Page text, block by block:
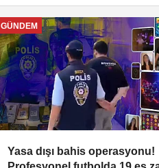
GÜNDEM
Yasa dışı bahis operasyonu!